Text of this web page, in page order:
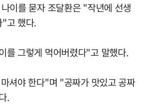
이를 묻자 조달환은 "작년에 선생
"고 했다.
를 그렇게 먹어버렸다"고 말했다.
셔야 한다"며 "공짜가 맛있고 공짜
.